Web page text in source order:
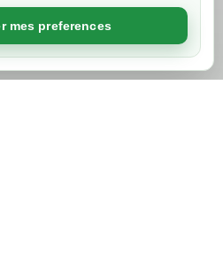
mes preferences
byNageoconcept